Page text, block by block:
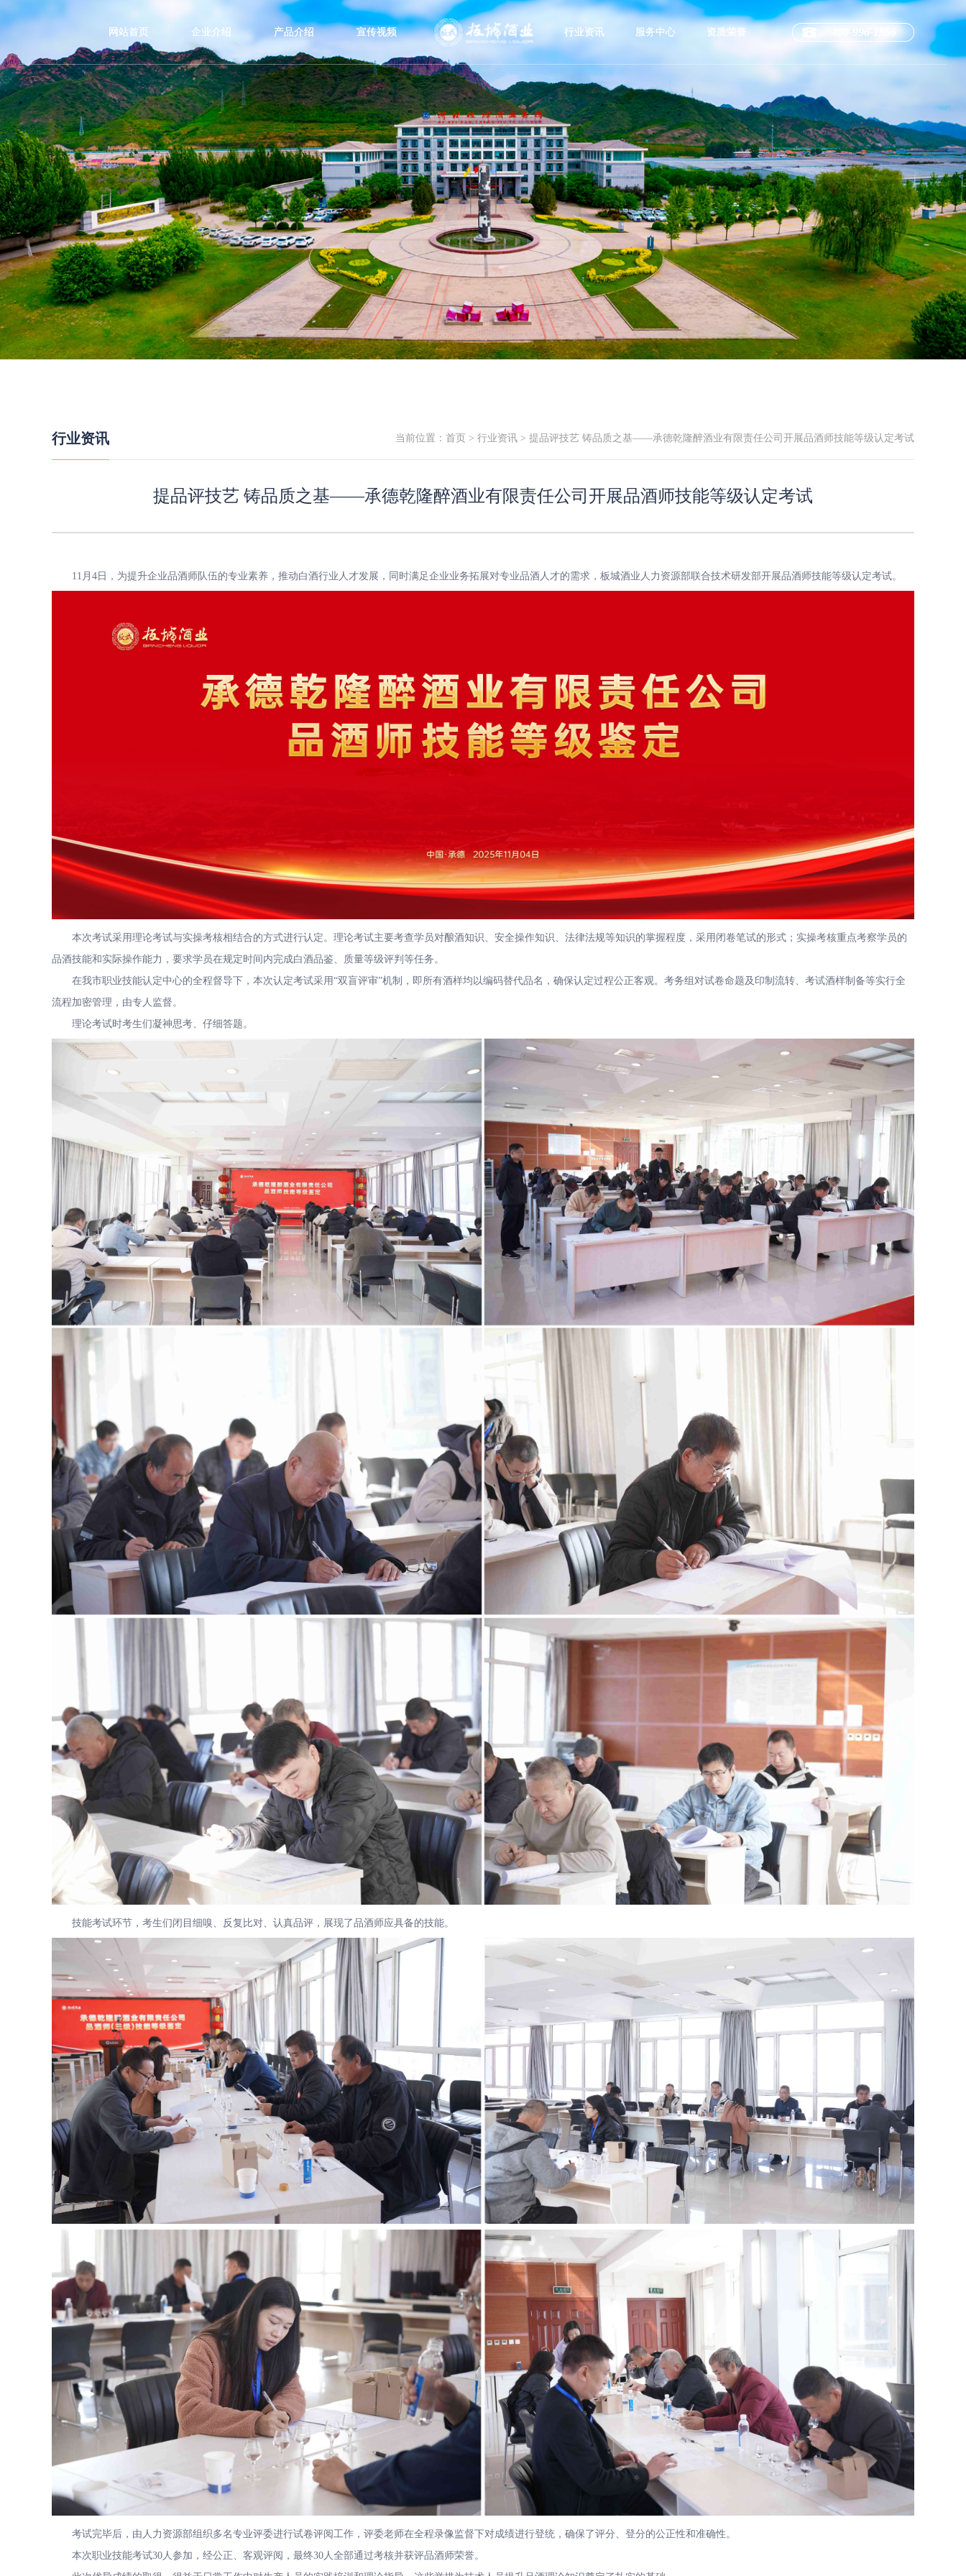
网站首页 企业介绍 产品介绍 宣传视频 行业资讯 服务中心 资质荣誉 400-996-1956
行业资讯 当前位置： 首页 > 行业资讯 > 提品评技艺 铸品质之基——承德乾隆醉酒业有限责任公司开展品酒师技能等级认定考试
提品评技艺 铸品质之基——承德乾隆醉酒业有限责任公司开展品酒师技能等级认定考试
11月4日，为提升企业品酒师队伍的专业素养，推动白酒行业人才发展，同时满足企业业务拓展对专业品酒人才的需求，板城酒业人力资源部联合技术研发部开展品酒师技能等级认定考试。
本次考试采用理论考试与实操考核相结合的方式进行认定。理论考试主要考查学员对酿酒知识、安全操作知识、法律法规等知识的掌握程度，采用闭卷笔试的形式；实操考核重点考察学员的
品酒技能和实际操作能力，要求学员在规定时间内完成白酒品鉴、质量等级评判等任务。
在我市职业技能认定中心的全程督导下，本次认定考试采用“双盲评审”机制，即所有酒样均以编码替代品名，确保认定过程公正客观。考务组对试卷命题及印制流转、考试酒样制备等实行全
流程加密管理，由专人监督。
理论考试时考生们凝神思考、仔细答题。
技能考试环节，考生们闭目细嗅、反复比对、认真品评，展现了品酒师应具备的技能。
考试完毕后，由人力资源部组织多名专业评委进行试卷评阅工作，评委老师在全程录像监督下对成绩进行登统，确保了评分、登分的公正性和准确性。
本次职业技能考试30人参加，经公正、客观评阅，最终30人全部通过考核并获评品酒师荣誉。